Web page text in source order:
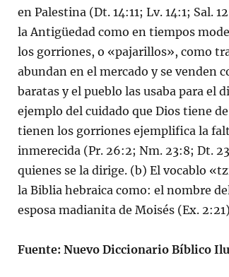
en Palestina (Dt. 14:11; Lv. 14:1; Sal.
la Antigüedad como en tiempos
los gorriones, o «pajarillos», como
abundan en el mercado y se venden
baratas y el pueblo las usaba para el
ejemplo del cuidado que Dios tiene
tienen los gorriones ejemplifica la
inmerecida (Pr. 26:2; Nm. 23:8; Dt.
quienes se la dirige. (b) El vocablo
la Biblia hebraica como: el nombre
esposa madianita de Moisés (Ex.
Fuente: Nuevo Diccionario Bíblico